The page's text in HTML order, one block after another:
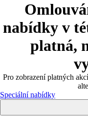
nabídky v
platná,
Pro zobrazení platných
Speciální nabídky